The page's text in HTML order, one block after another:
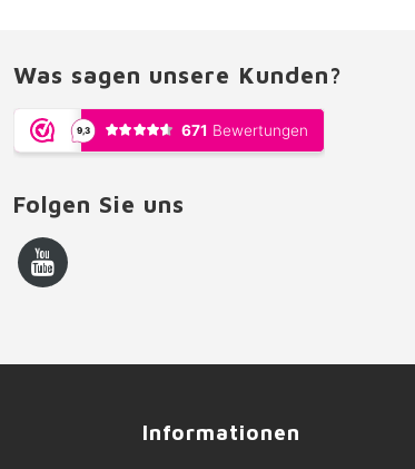
Was sagen unsere Kunden?
Folgen Sie uns
Informationen